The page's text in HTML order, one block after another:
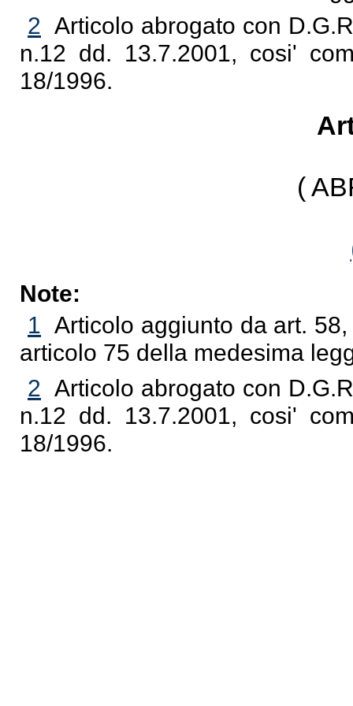
2 Articolo abrogato con
n.12 dd. 13.7.2001, cosi'
18/1996.
(
Note:
1 Articolo aggiunto da art.
articolo 75 della medesima
2 Articolo abrogato con
n.12 dd. 13.7.2001, cosi'
18/1996.